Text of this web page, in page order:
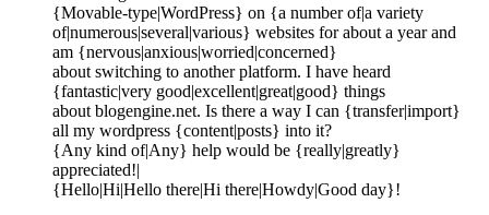
{Movable-type|WordPress} on {a number of|a variety
of|numerous|several|various} websites for about a year and
am {nervous|anxious|worried|concerned}
about switching to another platform. I have heard
{fantastic|very good|excellent|great|good} things
about blogengine.net. Is there a way I can {transfer|import}
all my wordpress {content|posts} into it?
{Any kind of|Any} help would be {really|greatly}
appreciated!|
{Hello|Hi|Hello there|Hi there|Howdy|Good day}!